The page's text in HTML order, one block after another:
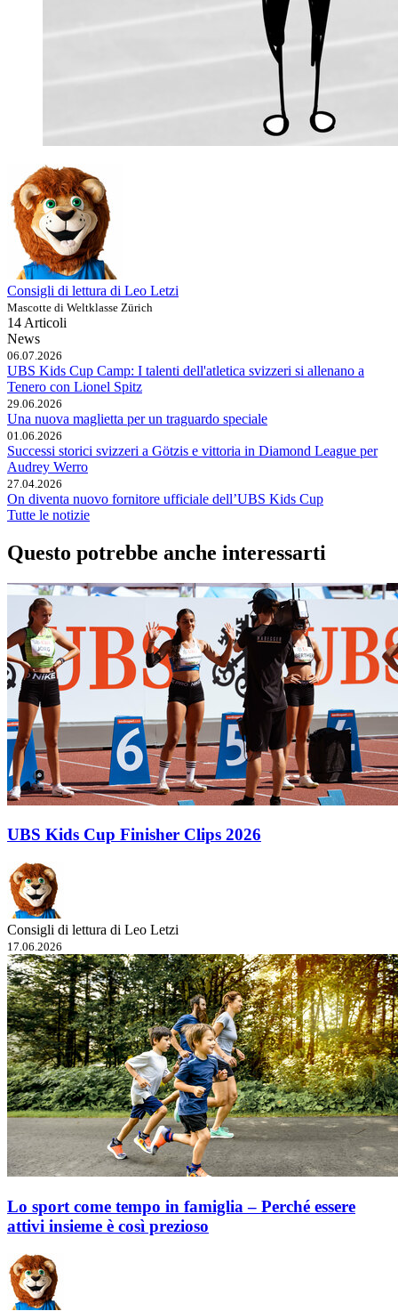
Consigli di lettura di Leo Letzi
Mascotte di Weltklasse Zürich
14 Articoli
News
06.07.2026
UBS Kids Cup Camp: I talenti dell'atletica svizzeri si allenano a
Tenero con Lionel Spitz
29.06.2026
Una nuova maglietta per un traguardo speciale
01.06.2026
Successi storici svizzeri a Götzis e vittoria in Diamond League per
Audrey Werro
27.04.2026
On diventa nuovo fornitore ufficiale dell’UBS Kids Cup
Tutte le notizie
Questo potrebbe anche interessarti
UBS Kids Cup Finisher Clips 2026
Consigli di lettura di Leo Letzi
17.06.2026
Lo sport come tempo in famiglia – Perché essere
attivi insieme è così prezioso